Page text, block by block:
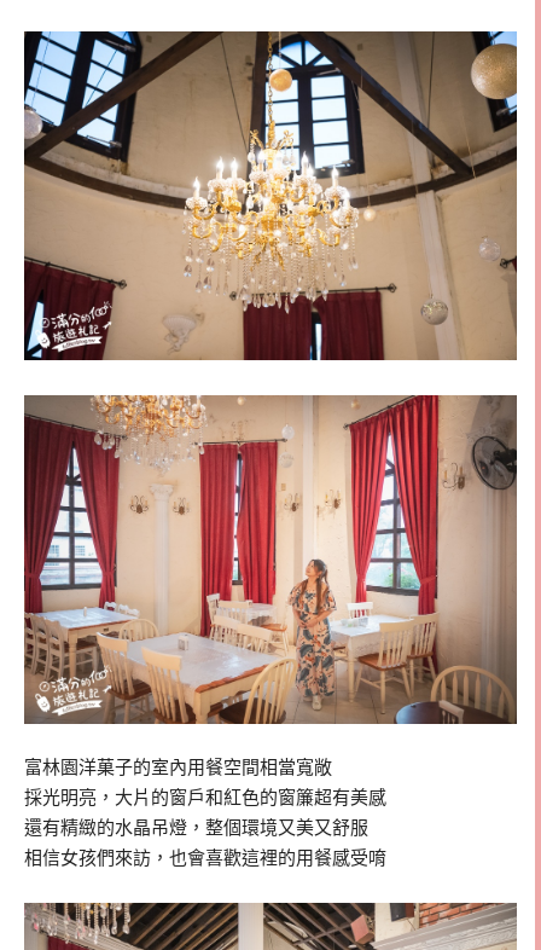
富林園洋菓子的室內用餐空間相當寬敞
採光明亮，大片的窗戶和紅色的窗簾超有美感
還有精緻的水晶吊燈，整個環境又美又舒服
相信女孩們來訪，也會喜歡這裡的用餐感受唷